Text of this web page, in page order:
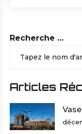
Recherche …
Articles